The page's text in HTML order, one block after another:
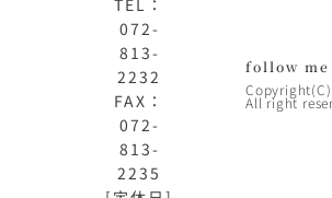
072-
813-
2232
FAX：
072-
813-
2235
follow me
All right